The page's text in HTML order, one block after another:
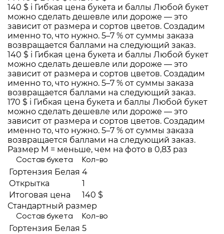
140 $ i Гибкая цена букета и баллы Любой букет
можно сделать дешевле или дороже — это
зависит от размера и сортов цветов. Создадим
именно то, что нужно. 5–7 % от суммы заказа
возвращается баллами на следующий заказ.
140 $ i Гибкая цена букета и баллы Любой букет
можно сделать дешевле или дороже — это
зависит от размера и сортов цветов. Создадим
именно то, что нужно. 5–7 % от суммы заказа
возвращается баллами на следующий заказ.
170 $ i Гибкая цена букета и баллы Любой букет
можно сделать дешевле или дороже — это
зависит от размера и сортов цветов. Создадим
именно то, что нужно. 5–7 % от суммы заказа
возвращается баллами на следующий заказ.
Размер M = меньше, чем на фото в 0,83 раз
Состав букета Кол-во
Гортензия Белая 4
Открытка
1
Итоговая цена
140 $
Стандартный размер
Состав букета Кол-во
Гортензия Белая 5